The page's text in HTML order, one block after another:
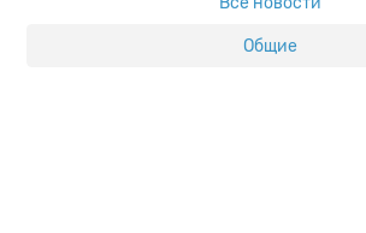
Общие